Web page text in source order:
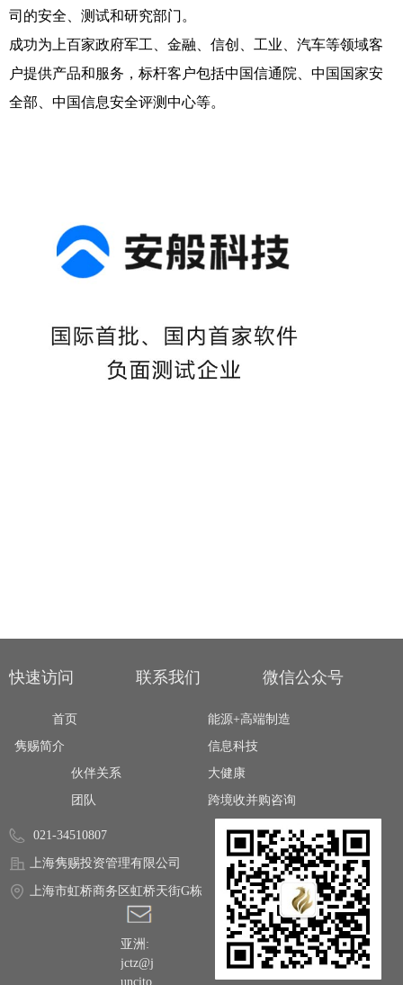
司的安全、测试和研究部门。
成功为上百家政府军工、金融、信创、工业、汽车等领域客
户提供产品和服务，标杆客户包括中国信通院、中国国家安
全部、中国信息安全评测中心等。
快速访问
首页
隽赐简介
伙伴关系
联系我们
021-34510807
上海隽赐投资管理有限公司
上海市虹桥商务区虹桥天街G栋
微信公众号
团队
能源+高端制造
信息科技
大健康
跨境收并购咨询
亚洲:
jctz@j
uncito